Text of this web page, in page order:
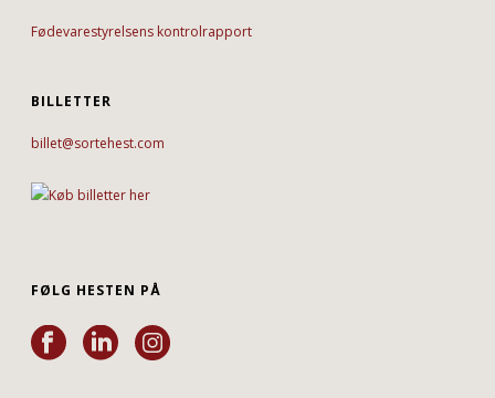
Fødevarestyrelsens kontrolrapport
BILLETTER
billet@sortehest.com
FØLG HESTEN PÅ